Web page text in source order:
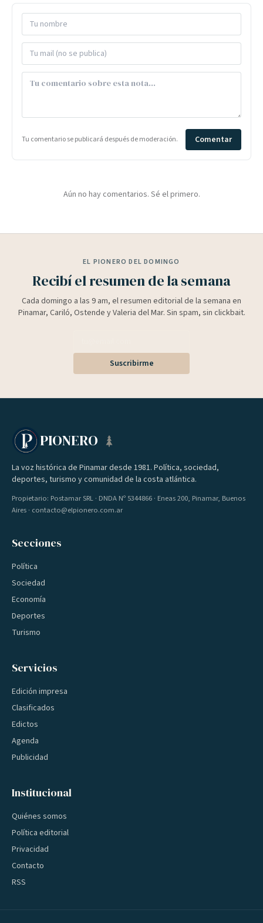
Tu comentario se publicará después de moderación. Comentar
Aún no hay comentarios. Sé el primero.
EL PIONERO DEL DOMINGO
Recibí el resumen de la semana
Cada domingo a las 9 am, el resumen editorial de la semana en
Pinamar, Cariló, Ostende y Valeria del Mar. Sin spam, sin clickbait.
Suscribirme
PIONERO
La voz histórica de Pinamar desde 1981. Política, sociedad,
deportes, turismo y comunidad de la costa atlántica.
Propietario: Postamar SRL · DNDA Nº 5344866 · Eneas 200, Pinamar, Buenos
Aires · contacto@elpionero.com.ar
Secciones
Política
Sociedad
Economía
Deportes
Turismo
Servicios
Edición impresa
Clasificados
Edictos
Agenda
Publicidad
Institucional
Quiénes somos
Política editorial
Privacidad
Contacto
RSS